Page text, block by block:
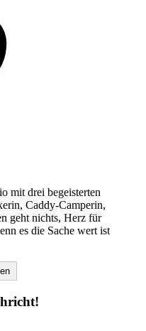
mit drei begeisterten
Caddy-Camperin,
geht nichts, Herz für
es die Sache wert ist